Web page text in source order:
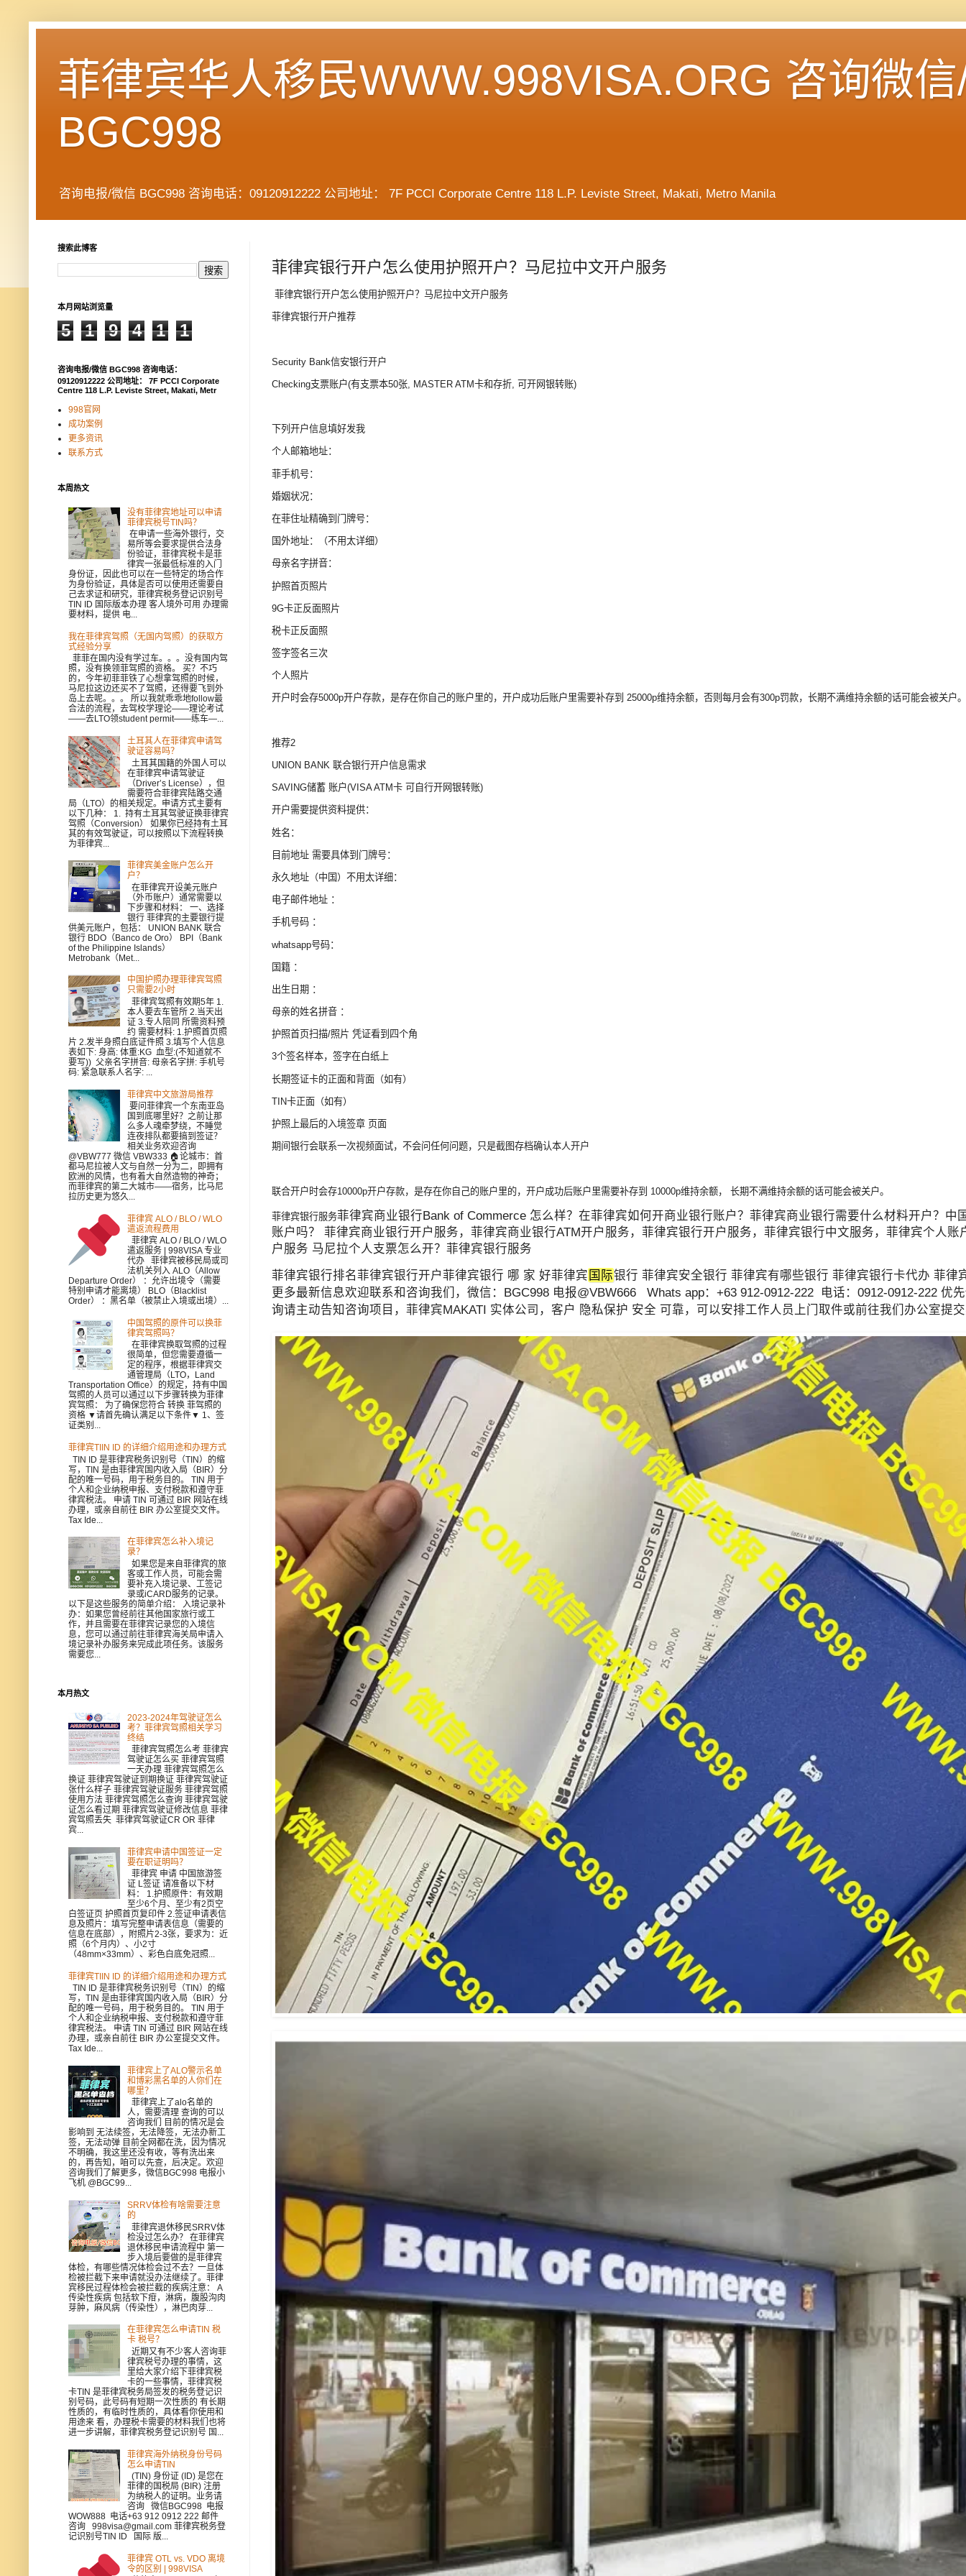
菲律宾华人移民WWW.998VISA.ORG 咨询微
BGC998
咨询电报/微信 BGC998 咨询电话：09120912222 公司地址： 7F PCCI Corporate Centre 118 L.P. Leviste Street, Makati, Metro Manila
菲律宾银行开户怎么使用护照开户？马尼拉中文开户服务
菲律宾银行开户怎么使用护照开户？马尼拉中文开户服务
菲律宾银行开户推荐
Security Bank信安银行开户
Checking支票账户(有支票本50张, MASTER ATM卡和存折, 可开网银转账)
下列开户信息填好发我
个人邮箱地址：
菲手机号：
婚姻状况：
在菲住址精确到门牌号：
国外地址：（不用太详细）
母亲名字拼音：
护照首页照片
9G卡正反面照片
税卡正反面照
签字签名三次
个人照片
开户时会存5000p开户存款，是存在你自己的账户里的，开户成功后账户里需要补存到 25000p维持余额，否则每月会有300p罚款，长期不满维持余额的话可能会被关户。
推荐2
UNION BANK 联合银行开户信息需求
SAVING储蓄 账户(VISA ATM卡 可自行开网银转账)
开户需要提供资料提供：
姓名：
目前地址 需要具体到门牌号：
永久地址（中国）不用太详细：
电子邮件地址 ：
手机号码 ：
whatsapp号码：
国籍 ：
出生日期 ：
母亲的姓名拼音 ：
护照首页扫描/照片 凭证看到四个角
3个签名样本，签字在白纸上
长期签证卡的正面和背面（如有）
TIN卡正面（如有）
护照上最后的入境签章 页面
期间银行会联系一次视频面试，不会问任何问题，只是截图存档确认本人开户
联合开户时会存10000p开户存款，是存在你自己的账户里的，开户成功后账户里需要补存到 10000p维持余额， 长期不满维持余额的话可能会被关户。
菲律宾银行服务菲律宾商业银行Bank of Commerce 怎么样？在菲律宾如何开商业银行账户？菲律宾商业银行需要什么材料开户？中
账户吗？ 菲律宾商业银行开户服务，菲律宾商业银行ATM开户服务，菲律宾银行开户服务，菲律宾银行中文服务，菲律宾个人账
户服务 马尼拉个人支票怎么开？菲律宾银行服务
菲律宾银行排名菲律宾银行开户菲律宾银行 哪 家 好菲律宾 国际银行 菲律宾安全银行 菲律宾有哪些银行 菲律宾银行卡代办 菲律
更多最新信息欢迎联系和咨询我们，微信：BGC998 电报@VBW666 Whats app：+63 912-0912-222 电话：0912-0912-222 优
询请主动告知咨询项目，菲律宾MAKATI 实体公司，客户 隐私保护 安全 可靠，可以安排工作人员上门取件或前往我们办公室提
搜索此博客
本月网站浏览量
5 1 9 4 1 1
咨询电报/微信 BGC998 咨询电话：
09120912222 公司地址： 7F PCCI Corporate
Centre 118 L.P. Leviste Street, Makati, Metr
998官网
成功案例
更多资讯
联系方式
本周热文
没有菲律宾地址可以申请
菲律宾税号TIN吗？
在申请一些海外银行，交
易所等会要求提供合法身
份验证，菲律宾税卡是菲
律宾一张最低标准的入门
身份证，因此也可以在一些特定的场合作
为身份验证，具体是否可以使用还需要自
己去求证和研究，菲律宾税务登记识别号
TIN ID 国际版本办理 客人境外可用 办理需
要材料，提供 电...
我在菲律宾驾照（无国内驾照）的获取方
式经验分享
菲菲在国内没有学过车。。。没有国内驾
照，没有换领菲驾照的资格。 买？不巧
的，今年初菲菲铁了心想拿驾照的时候，
马尼拉这边还买不了驾照，还得要飞到外
岛上去呢。。。 所以我就乖乖地follow最
合法的流程，去驾校学理论——理论考试
——去LTO领student permit——练车—...
土耳其人在菲律宾申请驾
驶证容易吗？
土耳其国籍的外国人可以
在菲律宾申请驾驶证
（Driver’s License），但
需要符合菲律宾陆路交通
局（LTO）的相关规定。申请方式主要有
以下几种： 1. 持有土耳其驾驶证换菲律宾
驾照（Conversion） 如果你已经持有土耳
其的有效驾驶证，可以按照以下流程转换
为菲律宾...
菲律宾美金账户怎么开
户？
在菲律宾开设美元账户
（外币账户）通常需要以
下步骤和材料： 一、选择
银行 菲律宾的主要银行提
供美元账户，包括： UNION BANK 联合
银行 BDO（Banco de Oro） BPI（Bank
of the Philippine Islands）
Metrobank（Met...
中国护照办理菲律宾驾照
只需要2小时
菲律宾驾照有效期5年 1.
本人要去车管所 2.当天出
证 3.专人陪同 所需资料预
约 需要材料: 1.护照首页照
片 2.发半身照白底证件照 3.填写个人信息
表如下: 身高: 体重:KG 血型:(不知道就不
要写)) 父亲名字拼音: 母亲名字拼: 手机号
码: 紧急联系人名字: ...
菲律宾中文旅游局推荐
要问菲律宾一个东南亚岛
国到底哪里好？之前让那
么多人魂牵梦绕，不睡觉
连夜排队都要搞到签证？
相关业务欢迎咨询
@VBW777 微信 VBW333 🏠论城市：首
都马尼拉被人文与自然一分为二，即拥有
欧洲的风情，也有着大自然造物的神奇；
而菲律宾的第二大城市——宿务，比马尼
拉历史更为悠久...
菲律宾 ALO / BLO / WLO
遣返流程费用
菲律宾 ALO / BLO / WLO
遣返服务 | 998VISA 专业
代办 菲律宾被移民局或司
法机关列入 ALO（Allow
Departure Order） ：允许出境令（需要
特别申请才能离境） BLO（Blacklist
Order） ：黑名单（被禁止入境或出境）...
中国驾照的原件可以换菲
律宾驾照吗？
在菲律宾换取驾照的过程
很简单，但您需要遵循一
定的程序，根据菲律宾交
通管理局（LTO，Land
Transportation Office）的规定，持有中国
驾照的人员可以通过以下步骤转换为菲律
宾驾照： 为了确保您符合 转换 菲驾照的
资格 ▼请首先确认满足以下条件▼ 1、签
证类别...
菲律宾TIIN ID 的详细介绍用途和办理方式
TIN ID 是菲律宾税务识别号（TIN）的缩
写，TIN 是由菲律宾国内收入局（BIR）分
配的唯一号码，用于税务目的。 TIN 用于
个人和企业纳税申报、支付税款和遵守菲
律宾税法。 申请 TIN 可通过 BIR 网站在线
办理，或亲自前往 BIR 办公室提交文件。
Tax Ide...
在菲律宾怎么补入境记
录？
如果您是来自菲律宾的旅
客或工作人员，可能会需
要补充入境记录、工签记
录或iCARD服务的记录。
以下是这些服务的简单介绍： 入境记录补
办：如果您曾经前往其他国家旅行或工
作，并且需要在菲律宾记录您的入境信
息，您可以通过前往菲律宾海关局申请入
境记录补办服务来完成此项任务。该服务
需要您...
本月热文
2023-2024年驾驶证怎么
考？菲律宾驾照相关学习
终结
菲律宾驾照怎么考 菲律宾
驾驶证怎么买 菲律宾驾照
一天办理 菲律宾驾照怎么
换证 菲律宾驾驶证到期换证 菲律宾驾驶证
张什么样子 菲律宾驾驶证服务 菲律宾驾照
使用方法 菲律宾驾照怎么查询 菲律宾驾驶
证怎么看过期 菲律宾驾驶证修改信息 菲律
宾驾照丢失 菲律宾驾驶证CR OR 菲律
宾...
菲律宾申请中国签证一定
要在职证明吗？
菲律宾 申请 中国旅游签
证 L签证 请准备以下材
料： 1.护照原件：有效期
至少6个月、至少有2页空
白签证页 护照首页复印件 2.签证申请表信
息及照片：填写完整申请表信息（需要的
信息在底部），附照片2-3张，要求为：近
照（6个月内）、小2寸
（48mm×33mm）、彩色白底免冠照...
菲律宾TIIN ID 的详细介绍用途和办理方式
TIN ID 是菲律宾税务识别号（TIN）的缩
写，TIN 是由菲律宾国内收入局（BIR）分
配的唯一号码，用于税务目的。 TIN 用于
个人和企业纳税申报、支付税款和遵守菲
律宾税法。 申请 TIN 可通过 BIR 网站在线
办理，或亲自前往 BIR 办公室提交文件。
Tax Ide...
菲律宾上了ALO警示名单
和博彩黑名单的人你们在
哪里？
菲律宾上了alo名单的
人，需要清理 查询的可以
咨询我们 目前的情况是会
影响到 无法续签，无法降签，无法办新工
签，无法动弹 目前全网都在洗，因为情况
不明确，我这里还没有收，等有洗出来
的，再告知，咱可以先查，后决定。欢迎
咨询我们了解更多，微信BGC998 电报小
飞机 @BGC99...
SRRV体检有啥需要注意
的
菲律宾退休移民SRRV体
检没过怎么办？ 在菲律宾
退休移民申请流程中 第一
步入境后要做的是菲律宾
体检，有哪些情况体检会过不去？一旦体
检被拦截下来申请就没办法继续了。菲律
宾移民过程体检会被拦截的疾病注意： A
传染性疾病 包括软下疳，淋病，腹股沟肉
芽肿，麻风病（传染性），淋巴肉芽...
在菲律宾怎么申请TIN 税
卡 税号？
近期又有不少客人咨询菲
律宾税号办理的事情，这
里给大家介绍下菲律宾税
卡的一些事情，菲律宾税
卡TIN 是菲律宾税务局签发的税务登记识
别号码，此号码有短期一次性质的 有长期
性质的，有临时性质的，具体看你使用和
用途来 看，办理税卡需要的材料我们也将
进一步讲解，菲律宾税务登记识别号 国...
菲律宾海外纳税身份号码
怎么申请TIN
(TIN) 身份证 (ID) 是您在
菲律的国税局 (BIR) 注册
为纳税人的证明。业务请
咨询 微信BGC998 电报
WOW888 电话+63 912 0912 222 邮件
咨询 998visa@gmail.com 菲律宾税务登
记识别号TIN ID 国际 版...
菲律宾 OTL vs. VDO 离境
令的区别 | 998VISA